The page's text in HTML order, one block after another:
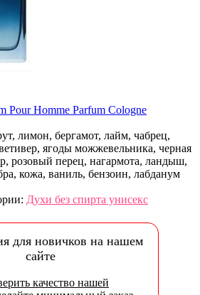
Pour Homme Parfum Cologne
лимон, бергамот, лайм, чабрец,
ягоды можжевельника, черная
розовый перец, нагармота, ландыш,
кожа, ваниль, бензоин, лабданум
Духи без спирта унисекс
для новичков на нашем
сайте
качество нашей